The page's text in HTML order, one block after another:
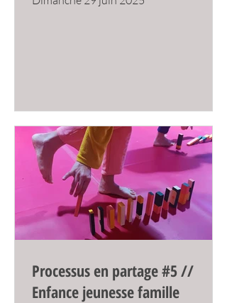
Processus en partage #5 //
Enfance jeunesse famille